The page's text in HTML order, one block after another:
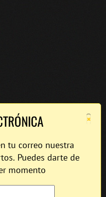
×
tu correo nuestra
Puedes darte de
momento